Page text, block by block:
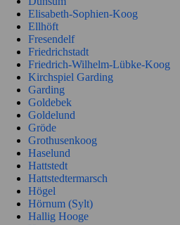
Elisabeth-Sophien-Koog
Ellhöft
Fresendelf
Friedrichstadt
Friedrich-Wilhelm-Lübke-Koog
Kirchspiel Garding
Garding
Goldebek
Goldelund
Gröde
Grothusenkoog
Haselund
Hattstedt
Hattstedtermarsch
Högel
Hörnum (Sylt)
Hallig Hooge